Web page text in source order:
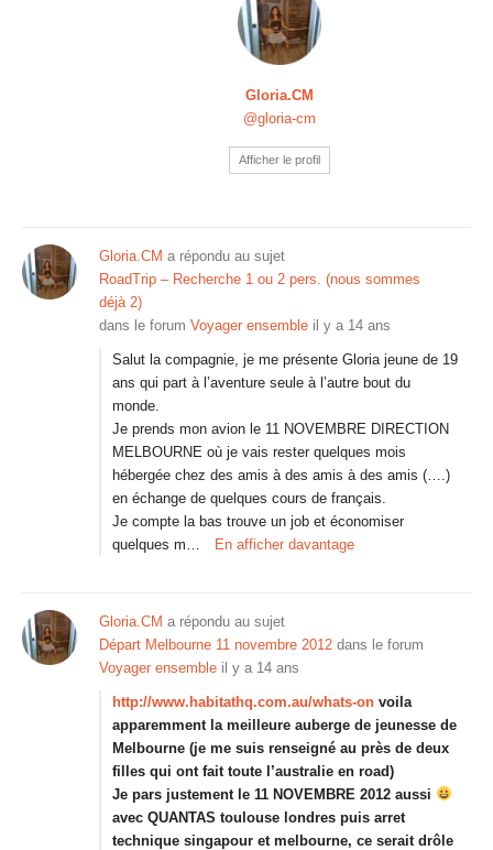
Gloria.CM
@gloria-cm
Afficher le profil
Gloria.CM a répondu au sujet
RoadTrip – Recherche 1 ou 2 pers. (nous sommes
déjà 2)
dans le forum Voyager ensemble il y a 14 ans
Salut la compagnie, je me présente Gloria jeune de 19
ans qui part à l’aventure seule à l’autre bout du
monde.
Je prends mon avion le 11 NOVEMBRE DIRECTION
MELBOURNE où je vais rester quelques mois
hébergée chez des amis à des amis à des amis (….)
en échange de quelques cours de français.
Je compte la bas trouve un job et économiser
quelques m…
En afficher davantage
Gloria.CM a répondu au sujet
Départ Melbourne 11 novembre 2012 dans le forum
Voyager ensemble il y a 14 ans
http://www.habitathq.com.au/whats-on voila
apparemment la meilleure auberge de jeunesse de
Melbourne (je me suis renseigné au près de deux
filles qui ont fait toute l’australie en road)
Je pars justement le 11 NOVEMBRE 2012 aussi
avec QUANTAS toulouse londres puis arret
technique singapour et melbourne, ce serait drôle